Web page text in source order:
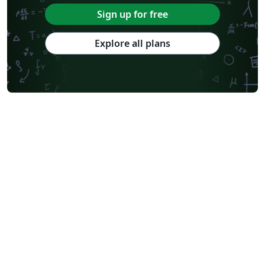
Sign up for free
Explore all plans